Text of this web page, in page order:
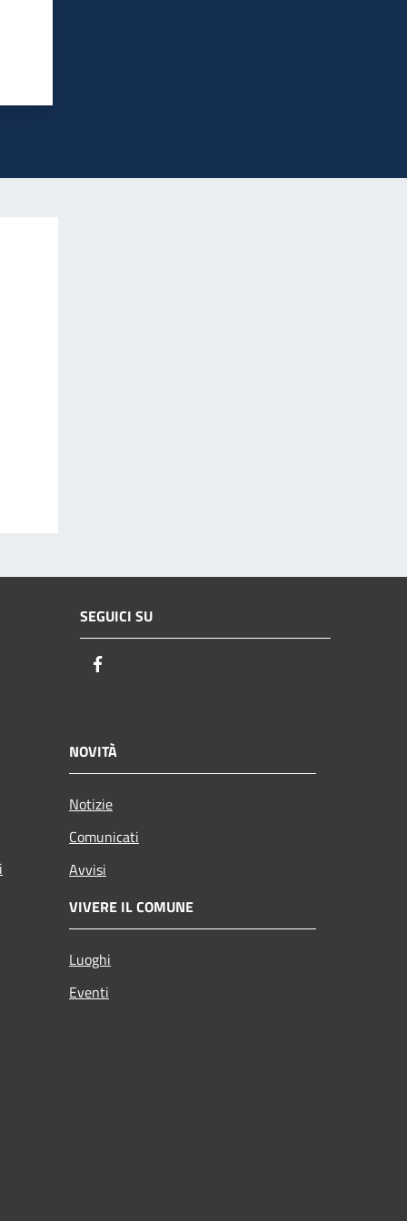
SEGUICI SU
NOVITÀ
Notizie
Comunicati
Avvisi
VIVERE IL COMUNE
Luoghi
Eventi